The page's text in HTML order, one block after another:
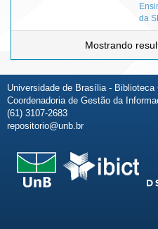
da
Mostrando
Universidade de Brasília - Biblioteca
Coordenadoria de Gestão da
(61) 3107-2683
repositorio@unb.br